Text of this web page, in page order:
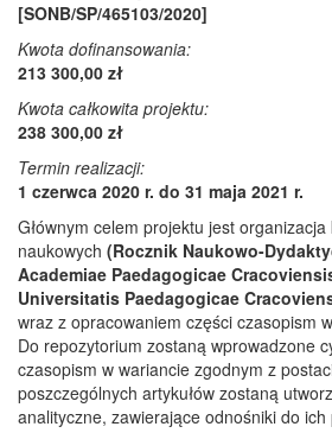
[SONB/SP/465103/2020]
Kwota dofinansowania:
213 300,00 zł
Kwota całkowita projektu:
238 300,00 zł
Termin realizacji:
1 czerwca 2020 r. do 31 maja 2021 r.
Głównym celem projektu jest
naukowych (Rocznik Naukowo-
Academiae Paedagogicae
Universitatis Paedagogicae
wraz z opracowaniem części czasopism
Do repozytorium zostaną wprowadzone
czasopism w wariancie zgodnym z
poszczególnych artykułów zostaną
analityczne, zawierające odnośniki do ich